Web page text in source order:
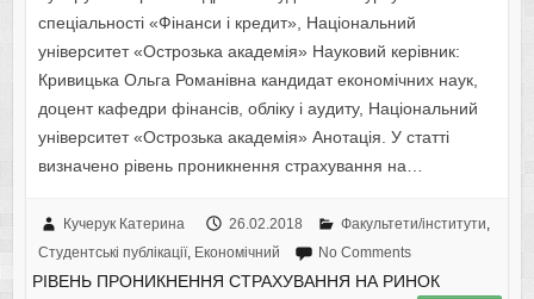
спеціальності «Фінанси і кредит», Національний
університет «Острозька академія» Науковий керівник:
Кривицька Ольга Романівна кандидат економічних наук,
доцент кафедри фінансів, обліку і аудиту, Національний
університет «Острозька академія» Анотація. У статті
визначено рівень проникнення страхування на…
Кучерук Катерина 26.02.2018 Факультети/інститути,
Студентські публікації, Економічний No Comments
РІВЕНЬ ПРОНИКНЕННЯ СТРАХУВАННЯ НА РИНОК